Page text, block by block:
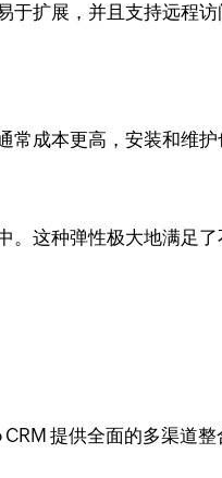
扩展，并且支持远程
成本更高，安装和维护
这种弹性极大地满足了
提供全面的多渠道